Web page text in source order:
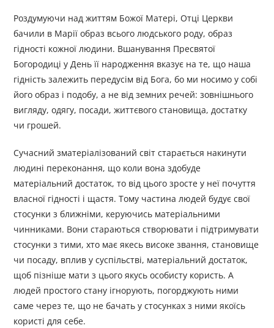
Роздумуючи над життям Божої Матері, Отці Церкви
бачили в Марії образ всього людського роду, образ
гідності кожної людини. Вшанування Пресвятої
Богородиці у День її народження вказує на те, що наша
гідність залежить передусім від Бога, бо ми носимо у собі
його образ і подобу, а не від земних речей: зовнішнього
вигляду, одягу, посади, життєвого становища, достатку
чи грошей.
Сучасний зматеріалізований світ старається накинути
людині переконання, що коли вона здобуде
матеріальний достаток, то від цього зросте у неї почуття
власної гідності і щастя. Тому частина людей будує свої
стосунки з ближніми, керуючись матеріальними
чинниками. Вони стараються створювати і підтримувати
стосунки з тими, хто має якесь високе звання, становище
чи посаду, вплив у суспільстві, матеріальний достаток,
щоб пізніше мати з цього якусь особисту користь. А
людей простого стану ігнорують, погорджують ними
саме через те, що не бачать у стосунках з ними якоїсь
користі для себе.